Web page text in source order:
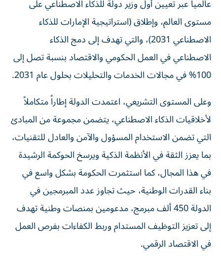
عالمياً عبر تعيين أول وزير دولة للذكاء الاصطناعي على
مستوى العالم، وإطلاق (استراتيجية الإمارات للذكاء
الاصطناعي 2031)، والتي تهدف إلى دمج الذكاء
الاصطناعي في العمل الحكومي والاقتصاد بنسبة تصل إلى
100% في مجالات الخدمات والتحليلات بحلول عام 2031.
وعلى المستوى التشريعي، اعتمدت الدولة إطاراً متكاملاً
لأخلاقيات الذكاء الاصطناعي، يتضمن مجموعة من المبادئ
التي تضمن الاستخدام المسؤول والآمن والعادل للتقنيات،
بما يعزز الثقة في الأنظمة الذكية ويرسخ الحوكمة الرشيدة
في هذا المجال، كما استثمرت الحكومة بشكل واسع في
بناء القدرات الوطنية، حيث تجاوز عدد المبرمجين في
الدولة 450 ألف مبرمج، مدعومين بمنصات وطنية تهدف
إلى تعزيز التوظيف المستدام وربط الكفاءات بفرص العمل
في الاقتصاد الرقمي.